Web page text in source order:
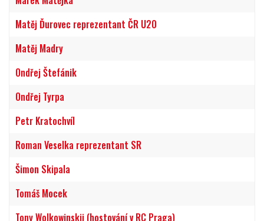
Matěj Ďurovec reprezentant ČR U20
Matěj Madry
Ondřej Štefánik
Ondřej Tyrpa
Petr Kratochvíl
Roman Veselka reprezentant SR
Šimon Skipala
Tomáš Mocek
Tony Wolkowinskij (hostování v RC Praga)